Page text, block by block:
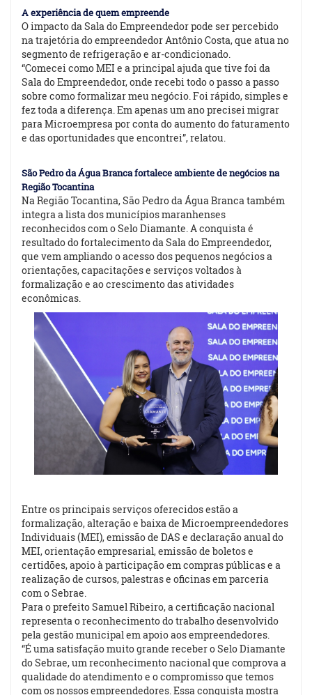
A experiência de quem empreende
O impacto da Sala do Empreendedor pode ser percebido
na trajetória do empreendedor Antônio Costa, que atua no
segmento de refrigeração e ar-condicionado.
“Comecei como MEI e a principal ajuda que tive foi da
Sala do Empreendedor, onde recebi todo o passo a passo
sobre como formalizar meu negócio. Foi rápido, simples e
fez toda a diferença. Em apenas um ano precisei migrar
para Microempresa por conta do aumento do faturamento
e das oportunidades que encontrei”, relatou.
São Pedro da Água Branca fortalece ambiente de negócios na
Região Tocantina
Na Região Tocantina, São Pedro da Água Branca também
integra a lista dos municípios maranhenses
reconhecidos com o Selo Diamante. A conquista é
resultado do fortalecimento da Sala do Empreendedor,
que vem ampliando o acesso dos pequenos negócios a
orientações, capacitações e serviços voltados à
formalização e ao crescimento das atividades
econômicas.
Entre os principais serviços oferecidos estão a
formalização, alteração e baixa de Microempreendedores
Individuais (MEI), emissão de DAS e declaração anual do
MEI, orientação empresarial, emissão de boletos e
certidões, apoio à participação em compras públicas e a
realização de cursos, palestras e oficinas em parceria
com o Sebrae.
Para o prefeito Samuel Ribeiro, a certificação nacional
representa o reconhecimento do trabalho desenvolvido
pela gestão municipal em apoio aos empreendedores.
“É uma satisfação muito grande receber o Selo Diamante
do Sebrae, um reconhecimento nacional que comprova a
qualidade do atendimento e o compromisso que temos
com os nossos empreendedores. Essa conquista mostra